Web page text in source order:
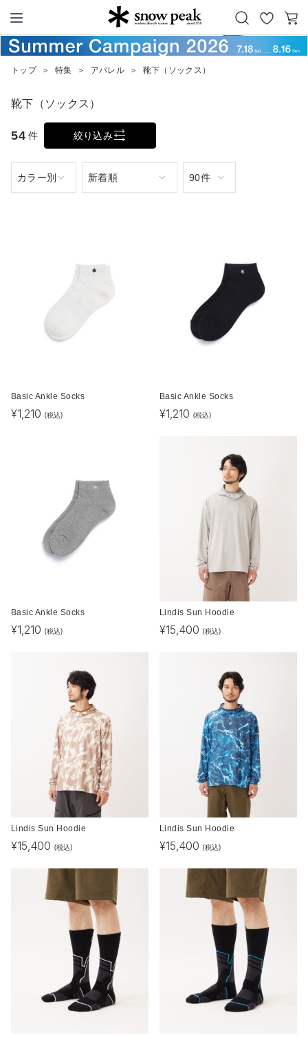
Snow Peak
お
気
カ
ー
トップ ＞ 特集 ＞ アパレル ＞ 靴下（ソックス）
靴下（ソックス）
54 件 絞り込み
Basic Ankle Socks
¥1,210 (税込)
Basic Ankle Socks
¥1,210 (税込)
Basic Ankle Socks
¥1,210 (税込)
Lindis Sun Hoodie
¥15,400 (税込)
Lindis Sun Hoodie
¥15,400 (税込)
Lindis Sun Hoodie
¥15,400 (税込)